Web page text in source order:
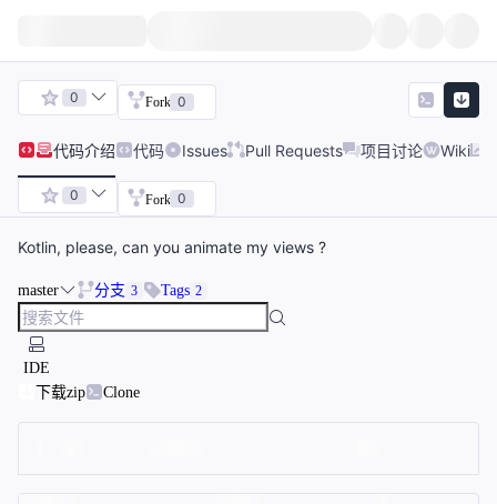
0 Fork 0
代码介绍 代码 Issues Pull Requests 项目讨论 Wiki
0 Fork 0
Kotlin, please, can you animate my views ?
master 分支 3 Tags 2
IDE
下载zip
Clone